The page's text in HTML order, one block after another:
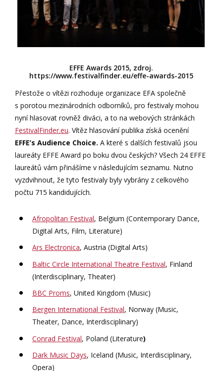
EFFE Awards 2015, zdroj.
https://www.festivalfinder.eu/effe-awards-2015
Přestože o vítězi rozhoduje organizace EFA společně
s porotou mezinárodních odborníků, pro festivaly mohou
nyní hlasovat rovněž diváci, a to na webových stránkách
FestivalFinder.eu. Vítěz hlasování publika získá ocenění
EFFE’s Audience Choice. A které s dalších festivalů jsou
laureáty EFFE Award po boku dvou českých? Všech 24 EFFE
laureátů vám přinášíme v následujícím seznamu. Nutno
vyzdvihnout, že tyto festivaly byly vybrány z celkového
počtu 715 kandidujících.
Afropolitan Festival, Belgium (Contemporary Dance,
Digital Arts, Film, Literature)
Ars Electronica, Austria (Digital Arts)
Baltic Circle International Theatre Festival, Finland
(Interdisciplinary, Theater)
BBC Proms, United Kingdom (Music)
Bergen International Festival, Norway (Music,
Theater, Dance, Interdisciplinary)
Conrad Festival, Poland (Literature)
Dark Music Days, Iceland (Music, Interdisciplinary,
Opera)